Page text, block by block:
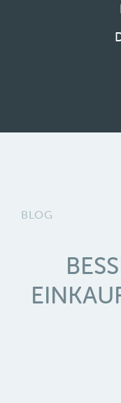
BLOG